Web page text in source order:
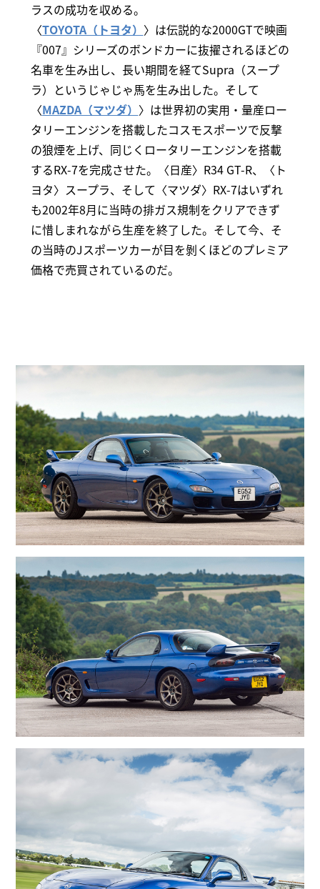
ラスの成功を収める。
〈TOYOTA（トヨタ） 〉は伝説的な2000GTで映画
『007』シリーズのボンドカーに抜擢されるほどの
名車を生み出し、長い期間を経てSupra（スープ
ラ）というじゃじゃ馬を生み出した。そして
〈MAZDA（マツダ） 〉は世界初の実用・量産ロー
タリーエンジンを搭載したコスモスポーツで反撃
の狼煙を上げ、同じくロータリーエンジンを搭載
するRX-7を完成させた。〈日産〉R34 GT-R、〈ト
ヨタ〉スープラ、そして〈マツダ〉RX-7はいずれ
も2002年8月に当時の排ガス規制をクリアできず
に惜しまれながら生産を終了した。そして今、そ
の当時のJスポーツカーが目を剝くほどのプレミア
価格で売買されているのだ。